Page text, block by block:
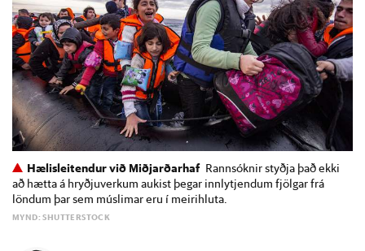
Hælisleitendur við Miðjarðarhaf Rannsóknir styðja það ekki
að hætta á hryðjuverkum aukist þegar innlytjendum fjölgar frá
löndum þar sem múslimar eru í meirihluta.
MYND: SHUTTERSTOCK